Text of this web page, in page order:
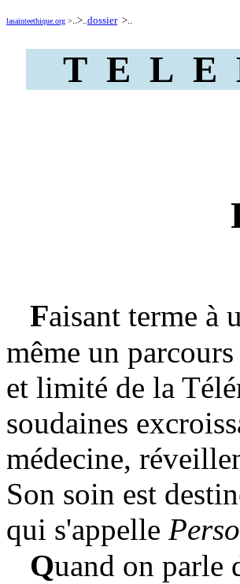
lasainteethique.org >..>..dossier>..
T E L E
Faisant terme à
même un
et limité de la
soudaines
médecine,
Son soin est
qui s'appelle
Quand on parle